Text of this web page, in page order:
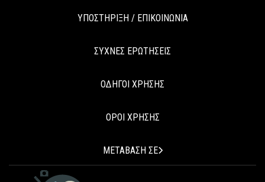
ΥΠΟΣΤΗΡΙΞΗ / ΕΠΙΚΟΙΝΩΝΙΑ
ΣΥΧΝΕΣ ΕΡΩΤΗΣΕΙΣ
ΟΔΗΓΟΙ ΧΡΗΣΗΣ
ΟΡΟΙ ΧΡΗΣΗΣ
ΜΕΤΑΒΑΣΗ ΣΕ